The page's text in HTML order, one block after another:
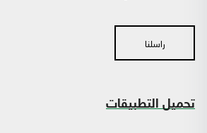
راسلنا
تحميل التطبيقات